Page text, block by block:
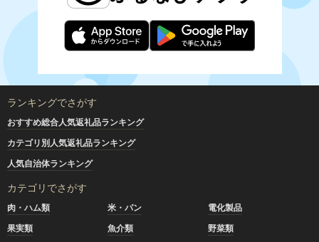
ランキングでさがす
おすすめ総合人気返礼品ランキング
カテゴリ別人気返礼品ランキング
人気自治体ランキング
カテゴリでさがす
肉・ハム類 米・パン
電化製品
果実類
魚介類
野菜類